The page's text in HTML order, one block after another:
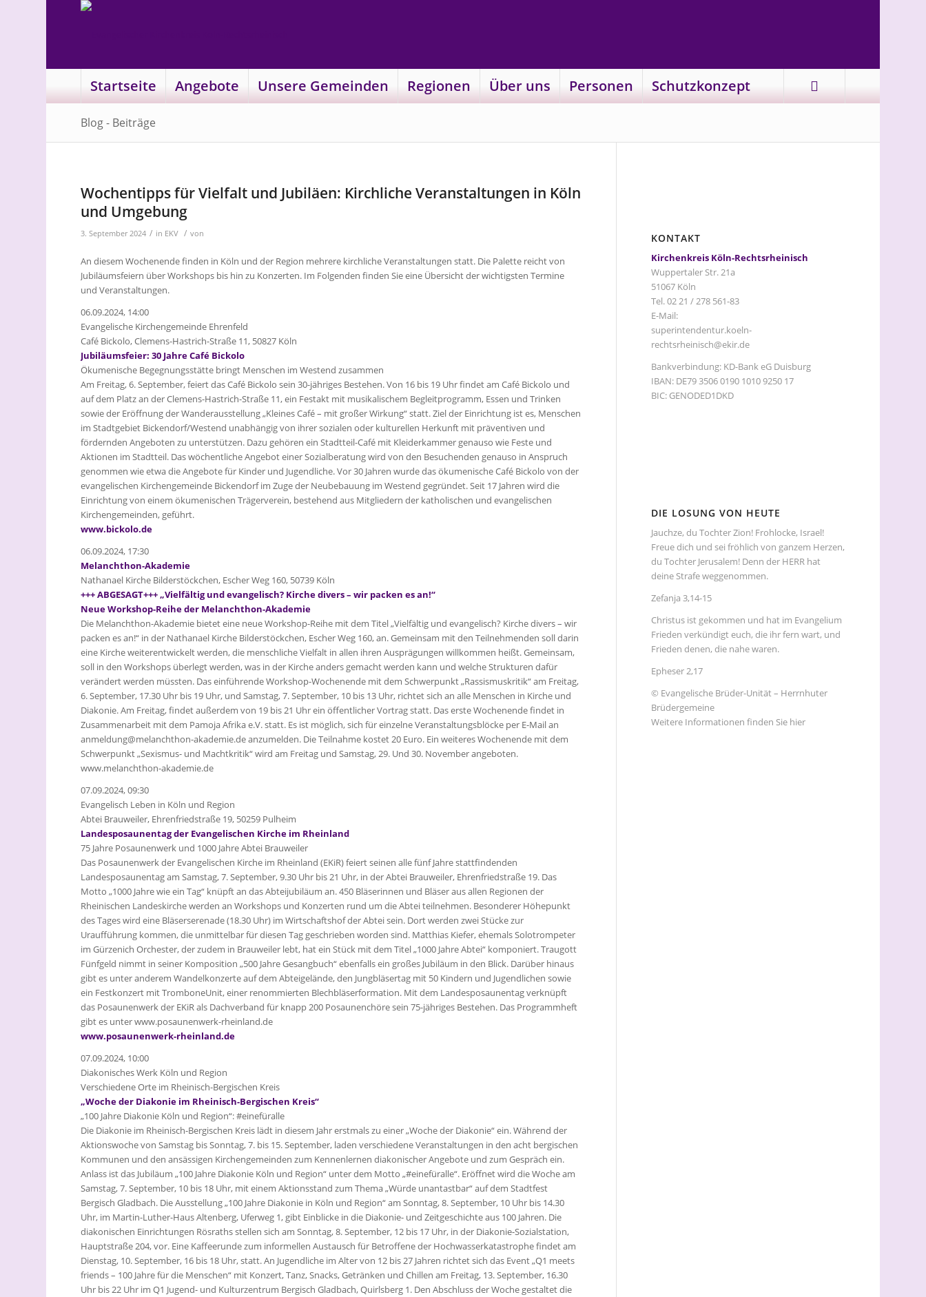
Startseite Angebote Unsere Gemeinden Regionen Über uns Personen Schutzkonzept
Blog - Beiträge
Wochentipps für Vielfalt und Jubiläen: Kirchliche Veranstaltungen in Köln
und Umgebung
3. September 2024 / in EKV / von
An diesem Wochenende finden in Köln und der Region mehrere kirchliche Veranstaltungen statt. Die Palette reicht von
Jubiläumsfeiern über Workshops bis hin zu Konzerten. Im Folgenden finden Sie eine Übersicht der wichtigsten Termine
und Veranstaltungen.
06.09.2024, 14:00
Evangelische Kirchengemeinde Ehrenfeld
Café Bickolo, Clemens-Hastrich-Straße 11, 50827 Köln
Jubiläumsfeier: 30 Jahre Café Bickolo
Ökumenische Begegnungsstätte bringt Menschen im Westend zusammen
Am Freitag, 6. September, feiert das Café Bickolo sein 30-jähriges Bestehen. Von 16 bis 19 Uhr findet am Café Bickolo und
auf dem Platz an der Clemens-Hastrich-Straße 11, ein Festakt mit musikalischem Begleitprogramm, Essen und Trinken
sowie der Eröffnung der Wanderausstellung „Kleines Café – mit großer Wirkung“ statt. Ziel der Einrichtung ist es, Menschen
im Stadtgebiet Bickendorf/Westend unabhängig von ihrer sozialen oder kulturellen Herkunft mit präventiven und
fördernden Angeboten zu unterstützen. Dazu gehören ein Stadtteil-Café mit Kleiderkammer genauso wie Feste und
Aktionen im Stadtteil. Das wöchentliche Angebot einer Sozialberatung wird von den Besuchenden genauso in Anspruch
genommen wie etwa die Angebote für Kinder und Jugendliche. Vor 30 Jahren wurde das ökumenische Café Bickolo von der
evangelischen Kirchengemeinde Bickendorf im Zuge der Neubebauung im Westend gegründet. Seit 17 Jahren wird die
Einrichtung von einem ökumenischen Trägerverein, bestehend aus Mitgliedern der katholischen und evangelischen
Kirchengemeinden, geführt.
www.bickolo.de
06.09.2024, 17:30
Melanchthon-Akademie
Nathanael Kirche Bilderstöckchen, Escher Weg 160, 50739 Köln
+++ ABGESAGT+++ „Vielfältig und evangelisch? Kirche divers – wir packen es an!“
Neue Workshop-Reihe der Melanchthon-Akademie
Die Melanchthon-Akademie bietet eine neue Workshop-Reihe mit dem Titel „Vielfältig und evangelisch? Kirche divers – wir
packen es an!“ in der Nathanael Kirche Bilderstöckchen, Escher Weg 160, an. Gemeinsam mit den Teilnehmenden soll darin
eine Kirche weiterentwickelt werden, die menschliche Vielfalt in allen ihren Ausprägungen willkommen heißt. Gemeinsam,
soll in den Workshops überlegt werden, was in der Kirche anders gemacht werden kann und welche Strukturen dafür
verändert werden müssten. Das einführende Workshop-Wochenende mit dem Schwerpunkt „Rassismuskritik“ am Freitag,
6. September, 17.30 Uhr bis 19 Uhr, und Samstag, 7. September, 10 bis 13 Uhr, richtet sich an alle Menschen in Kirche und
Diakonie. Am Freitag, findet außerdem von 19 bis 21 Uhr ein öffentlicher Vortrag statt. Das erste Wochenende findet in
Zusammenarbeit mit dem Pamoja Afrika e.V. statt. Es ist möglich, sich für einzelne Veranstaltungsblöcke per E-Mail an
anmeldung@melanchthon-akademie.de anzumelden. Die Teilnahme kostet 20 Euro. Ein weiteres Wochenende mit dem
Schwerpunkt „Sexismus- und Machtkritik“ wird am Freitag und Samstag, 29. Und 30. November angeboten.
www.melanchthon-akademie.de
07.09.2024, 09:30
Evangelisch Leben in Köln und Region
Abtei Brauweiler, Ehrenfriedstraße 19, 50259 Pulheim
Landesposaunentag der Evangelischen Kirche im Rheinland
75 Jahre Posaunenwerk und 1000 Jahre Abtei Brauweiler
Das Posaunenwerk der Evangelischen Kirche im Rheinland (EKiR) feiert seinen alle fünf Jahre stattfindenden
Landesposaunentag am Samstag, 7. September, 9.30 Uhr bis 21 Uhr, in der Abtei Brauweiler, Ehrenfriedstraße 19. Das
Motto „1000 Jahre wie ein Tag“ knüpft an das Abteijubiläum an. 450 Bläserinnen und Bläser aus allen Regionen der
Rheinischen Landeskirche werden an Workshops und Konzerten rund um die Abtei teilnehmen. Besonderer Höhepunkt
des Tages wird eine Bläserserenade (18.30 Uhr) im Wirtschaftshof der Abtei sein. Dort werden zwei Stücke zur
Uraufführung kommen, die unmittelbar für diesen Tag geschrieben worden sind. Matthias Kiefer, ehemals Solotrompeter
im Gürzenich Orchester, der zudem in Brauweiler lebt, hat ein Stück mit dem Titel „1000 Jahre Abtei“ komponiert. Traugott
Fünfgeld nimmt in seiner Komposition „500 Jahre Gesangbuch“ ebenfalls ein großes Jubiläum in den Blick. Darüber hinaus
gibt es unter anderem Wandelkonzerte auf dem Abteigelände, den Jungbläsertag mit 50 Kindern und Jugendlichen sowie
ein Festkonzert mit TromboneUnit, einer renommierten Blechbläserformation. Mit dem Landesposaunentag verknüpft
das Posaunenwerk der EKiR als Dachverband für knapp 200 Posaunenchöre sein 75-jähriges Bestehen. Das Programmheft
gibt es unter www.posaunenwerk-rheinland.de
www.posaunenwerk-rheinland.de
07.09.2024, 10:00
Diakonisches Werk Köln und Region
Verschiedene Orte im Rheinisch-Bergischen Kreis
„Woche der Diakonie im Rheinisch-Bergischen Kreis“
„100 Jahre Diakonie Köln und Region“: #einefüralle
Die Diakonie im Rheinisch-Bergischen Kreis lädt in diesem Jahr erstmals zu einer „Woche der Diakonie“ ein. Während der
Aktionswoche von Samstag bis Sonntag, 7. bis 15. September, laden verschiedene Veranstaltungen in den acht bergischen
Kommunen und den ansässigen Kirchengemeinden zum Kennenlernen diakonischer Angebote und zum Gespräch ein.
Anlass ist das Jubiläum „100 Jahre Diakonie Köln und Region“ unter dem Motto „#einefüralle“. Eröffnet wird die Woche am
Samstag, 7. September, 10 bis 18 Uhr, mit einem Aktionsstand zum Thema „Würde unantastbar“ auf dem Stadtfest
Bergisch Gladbach. Die Ausstellung „100 Jahre Diakonie in Köln und Region“ am Sonntag, 8. September, 10 Uhr bis 14.30
Uhr, im Martin-Luther-Haus Altenberg, Uferweg 1, gibt Einblicke in die Diakonie- und Zeitgeschichte aus 100 Jahren. Die
diakonischen Einrichtungen Rösraths stellen sich am Sonntag, 8. September, 12 bis 17 Uhr, in der Diakonie-Sozialstation,
Hauptstraße 204, vor. Eine Kaffeerunde zum informellen Austausch für Betroffene der Hochwasserkatastrophe findet am
Dienstag, 10. September, 16 bis 18 Uhr, statt. An Jugendliche im Alter von 12 bis 27 Jahren richtet sich das Event „Q1 meets
friends – 100 Jahre für die Menschen“ mit Konzert, Tanz, Snacks, Getränken und Chillen am Freitag, 13. September, 16.30
Uhr bis 22 Uhr im Q1 Jugend- und Kulturzentrum Bergisch Gladbach, Quirlsberg 1. Den Abschluss der Woche gestaltet die
KONTAKT
Kirchenkreis Köln-Rechtsrheinisch
Wuppertaler Str. 21a
51067 Köln
Tel. 02 21 / 278 561-83
E-Mail:
superintendentur.koeln-
rechtsrheinisch@ekir.de
Bankverbindung: KD-Bank eG Duisburg
IBAN: DE79 3506 0190 1010 9250 17
BIC: GENODED1DKD
DIE LOSUNG VON HEUTE
Jauchze, du Tochter Zion! Frohlocke, Israel!
Freue dich und sei fröhlich von ganzem Herzen,
du Tochter Jerusalem! Denn der HERR hat
deine Strafe weggenommen.
Zefanja 3,14-15
Christus ist gekommen und hat im Evangelium
Frieden verkündigt euch, die ihr fern wart, und
Frieden denen, die nahe waren.
Epheser 2,17
© Evangelische Brüder-Unität – Herrnhuter
Brüdergemeine
Weitere Informationen finden Sie hier